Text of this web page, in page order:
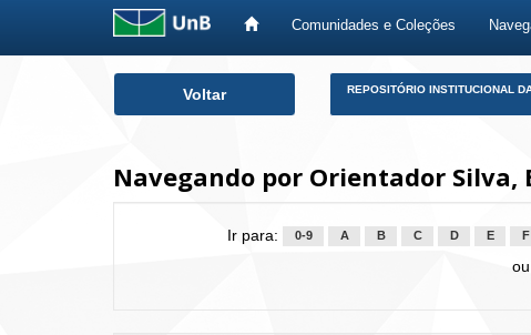
Comunidades e Coleções
Voltar REPOSITÓRIO INSTITUCIONAL
Navegando por Orientador Silva,
Ir para: 0-9 A B C D E F